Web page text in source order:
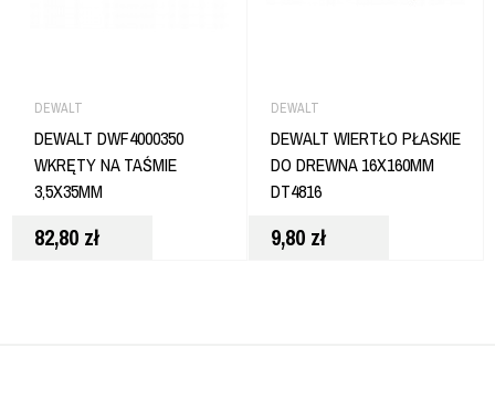
DEWALT
DEWALT DWF4000350
WKRĘTY NA TAŚMIE
3,5X35MM
82,80 zł
DEWALT
DEWALT WIERTŁO PŁASKIE
DO DREWNA 16X160MM
DT4816
9,80 zł